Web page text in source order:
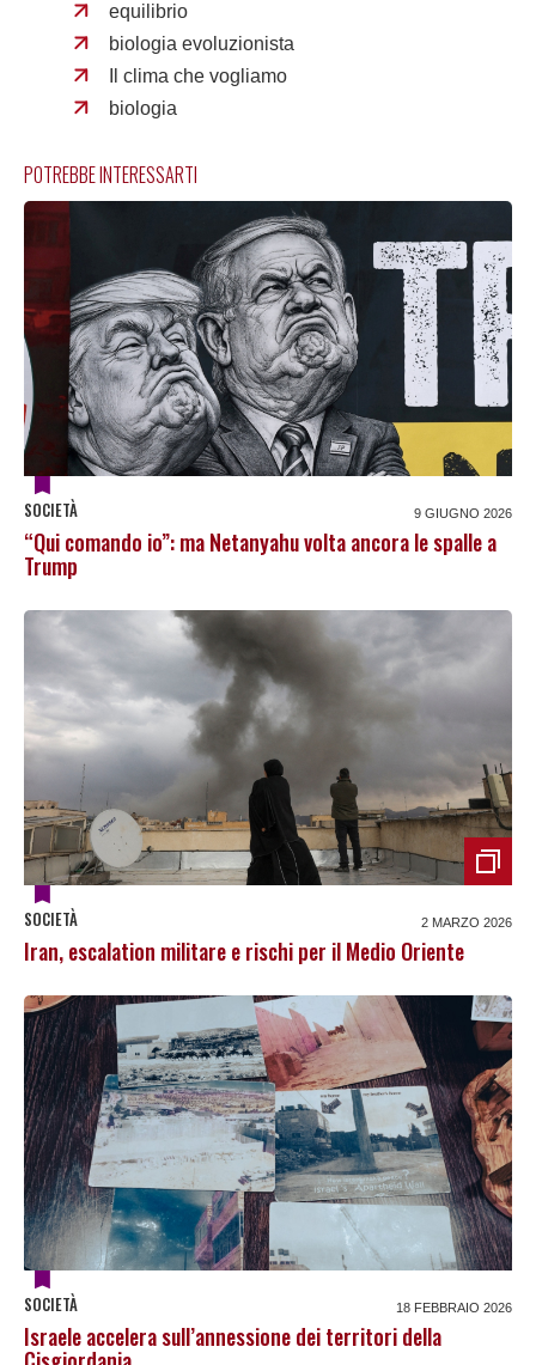
equilibrio
biologia evoluzionista
Il clima che vogliamo
biologia
POTREBBE INTERESSARTI
SOCIETÀ 9 GIUGNO 2026
“Qui comando io”: ma Netanyahu volta ancora le spalle a
Trump
SOCIETÀ 2 MARZO 2026
Iran, escalation militare e rischi per il Medio Oriente
SOCIETÀ 18 FEBBRAIO 2026
Israele accelera sull’annessione dei territori della